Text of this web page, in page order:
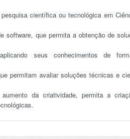
científica ou tecnológica em
software, que permita a obtenção de
seus conhecimentos de
permitam avaliar soluções técnicas e
da criatividade, permita a